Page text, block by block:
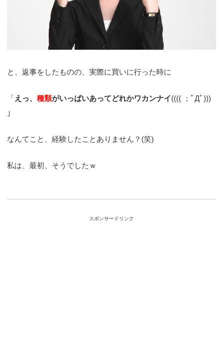
と、返事をしたものの、実際に買いに行った時に
「えっ、種類がいっぱいあってどれかワカンナイ(((( ；ﾟДﾟ)))
」
なんてこと、経験したことありません？(笑)
私は、最初、そうでしたｗ
スポンサードリンク